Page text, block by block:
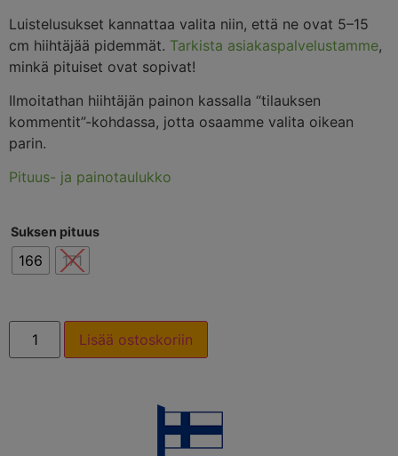
Luistelusukset kannattaa valita niin, että ne ovat 5–15
cm hiihtäjää pidemmät. Tarkista asiakaspalvelustamme,
minkä pituiset ovat sopivat!
Ilmoitathan hiihtäjän painon kassalla “tilauksen
kommentit”-kohdassa, jotta osaamme valita oikean
parin.
Pituus- ja painotaulukko
Suksen pituus
166 171
Lisää ostoskoriin